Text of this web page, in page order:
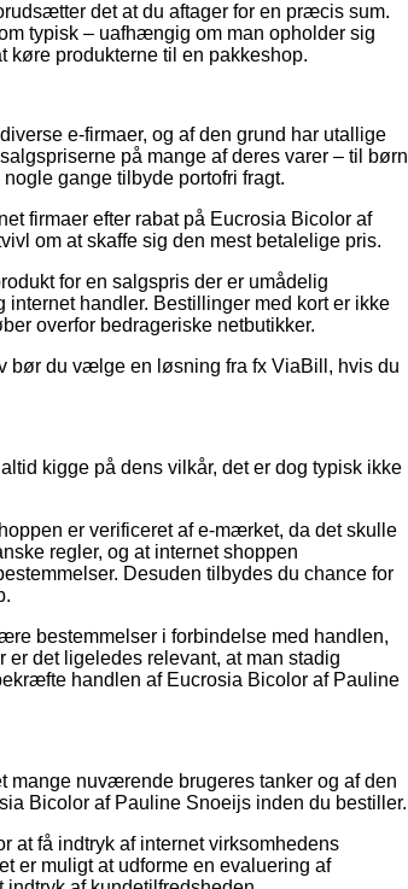
det at du aftager for en præcis sum.
typisk – uafhængig om man opholder sig
produkterne til en pakkeshop.
e-firmaer, og af den grund har utallige
på mange af deres varer – til børn
gange tilbyde portofri fragt.
firmaer efter rabat på Eucrosia Bicolor af
om at skaffe sig den mest betalelige pris.
for en salgspris der er umådelig
handler. Bestillinger med kort er ikke
overfor bedrageriske netbutikker.
bør du vælge en løsning fra fx ViaBill, hvis du
kigge på dens vilkår, det er dog typisk ikke
er verificeret af e-mærket, da det skulle
regler, og at internet shoppen
Desuden tilbydes du chance for
bestemmelser i forbindelse med handlen,
det ligeledes relevant, at man stadig
handlen af Eucrosia Bicolor af Pauline
nuværende brugeres tanker og af den
Bicolor af Pauline Snoeijs inden du bestiller.
at få indtryk af internet virksomhedens
er muligt at udforme en evaluering af